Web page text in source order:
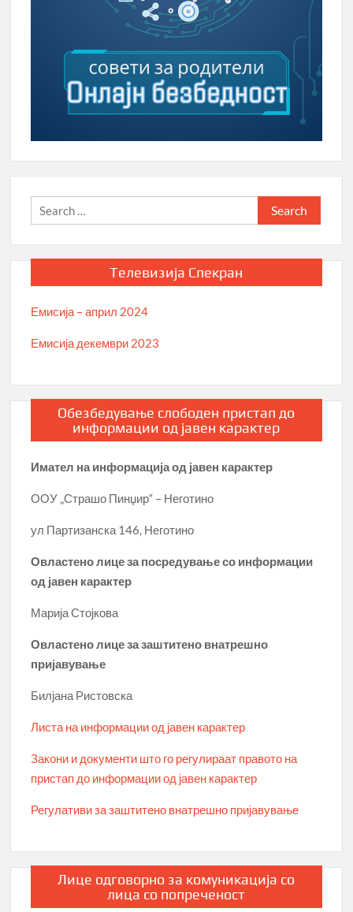
Search
for:
Телевизија Спекран
Емисија – април 2024
Емисија декември 2023
Обезбедување слободен пристап до
информации од јавен карактер
Имател на информација од јавен карактер
ООУ „Страшо Пинџир“ – Неготино
ул Партизанска 146, Неготино
Овластено лице за посредување со информации
од јавен карактер
Марија Стојкова
Овластено лице за заштитено внатрешно
пријавување
Билјана Ристовска
Листа на информации од јавен карактер
Закони и документи што го регулираат правото на
пристап до информации од јавен карактер
Регулативи за заштитено внатрешно пријавување
Лице одговорно за комуникација со
лица со попреченост